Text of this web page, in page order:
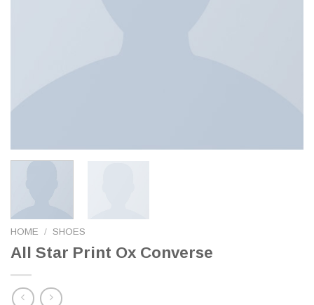
HOME / SHOES
All Star Print Ox Converse